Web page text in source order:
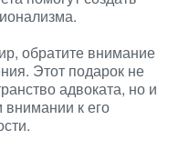
обратите внимание
Этот подарок не
адвоката, но и
к его